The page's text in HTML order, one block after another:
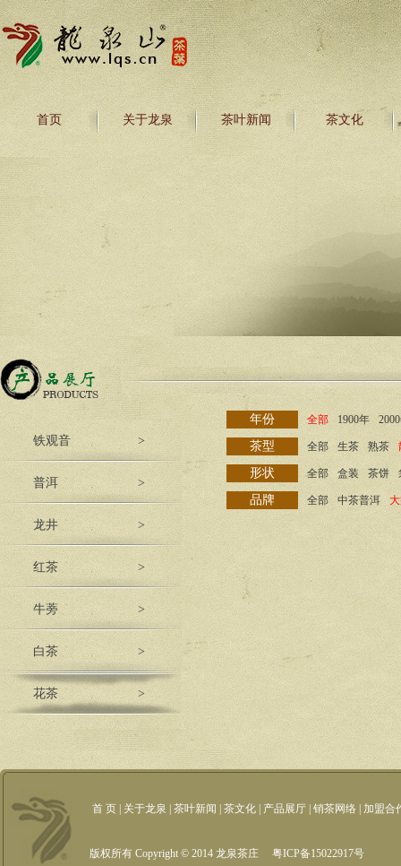
首页 关于龙泉 茶叶新闻 茶文化
铁观音 >
普洱 >
龙井 >
红茶 >
牛蒡 >
白茶 >
花茶 >
年份 全部 1900年
茶型 全部 生茶 熟茶
形状 全部 盒装 茶饼
品牌 全部 中茶普洱
首 页 关于龙泉 茶叶新闻 茶文化 产品展厅 销茶网络 加盟合
版权所有 Copyright © 2014 龙泉茶庄 粤ICP备15022917号